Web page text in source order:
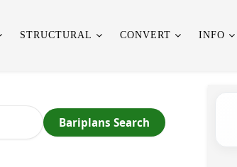
STRUCTURAL CONVERT INFO
Bariplans Search